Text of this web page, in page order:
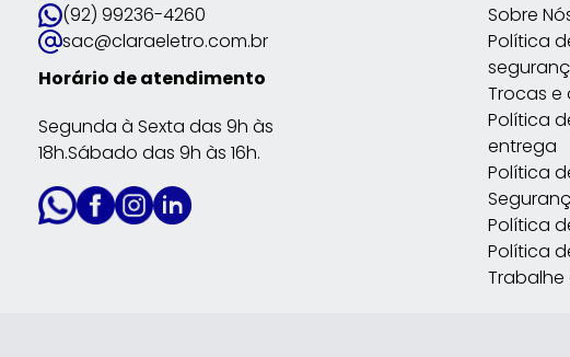
(92) 99236-4260
sac@claraeletro.com.br
Horário de atendimento
Segunda à Sexta das 9h às
18h.Sábado das 9h às 16h.
Sobre
Política
Trocas e
Política
entrega
Política
Política
Política